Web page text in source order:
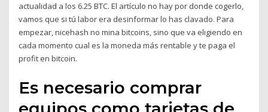
actualidad a los 6.25 BTC. El artículo no hay por donde cogerlo,
vamos que si tú labor era desinformar lo has clavado. Para
empezar, nicehash no mina bitcoins, sino que va eligiendo en
cada momento cual es la moneda más rentable y te paga el
profit en bitcoin.
Es necesario comprar